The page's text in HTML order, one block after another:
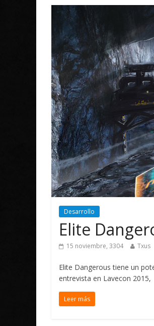
Desarrollo
Elite
15 noviembre, 3304 Txus
Elite Dangerous tiene un
entrevista en Lavecon 2015,
Leer más